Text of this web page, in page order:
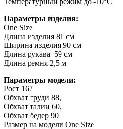
Параметры изделия:
One Size
Длина изделия 81 см
Ширина изделия 90 см
Длина рукава 59 см
Длина ремня 2,5 м
Параметры модели:
Рост 167
Обхват груди 88,
Обхват талии 60,
Обхват бедер 90
Размер на модели One Size